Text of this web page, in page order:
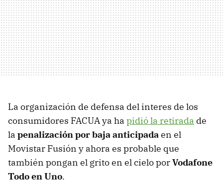
La organización de defensa del interes de los
consumidores FACUAya ha pidió la retirada de
la penalización por baja anticipadaen el
Movistar Fusión y ahora es probable que
también pongan el grito en el cielo porVodafone
Todo en Uno.